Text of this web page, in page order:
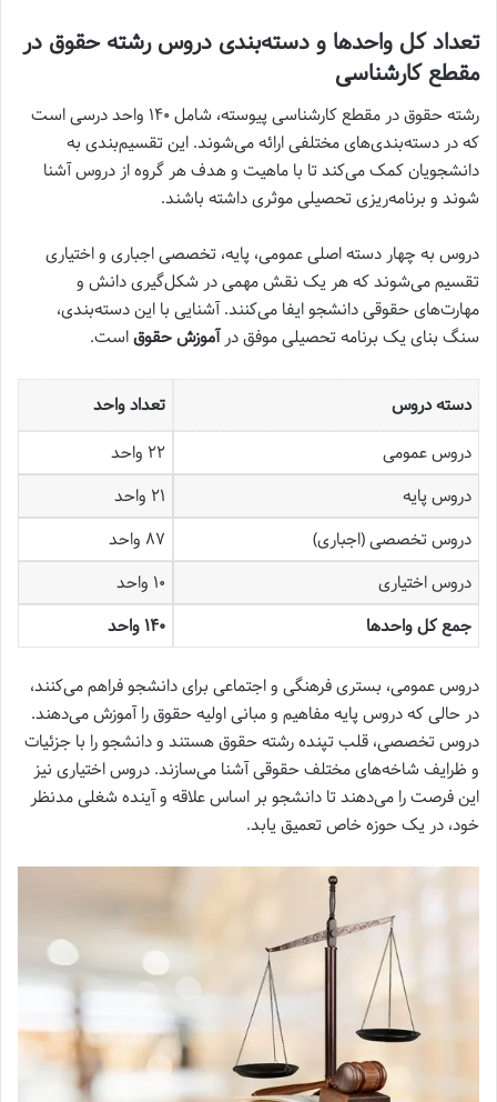
تعداد کل واحدها و دسته‌بندی دروس رشته حقوق در
مقطع کارشناسی
رشته حقوق در مقطع کارشناسی پیوسته، شامل ۱۴۰ واحد درسی است
که در دسته‌بندی‌های مختلفی ارائه می‌شوند. این تقسیم‌بندی به
دانشجویان کمک می‌کند تا با ماهیت و هدف هر گروه از دروس آشنا
شوند و برنامه‌ریزی تحصیلی موثری داشته باشند.
دروس به چهار دسته اصلی عمومی، پایه، تخصصی اجباری و اختیاری
تقسیم می‌شوند که هر یک نقش مهمی در شکل‌گیری دانش و
مهارت‌های حقوقی دانشجو ایفا می‌کنند. آشنایی با این دسته‌بندی،
سنگ بنای یک برنامه تحصیلی موفق در آموزش حقوقاست.
دسته دروس
تعداد واحد
دروس عمومی
۲۲ واحد
دروس پایه
۲۱ واحد
دروس تخصصی (اجباری)
۸۷ واحد
دروس اختیاری
۱۰ واحد
جمع کل واحدها
۱۴۰ واحد
دروس عمومی، بستری فرهنگی و اجتماعی برای دانشجو فراهم می‌کنند،
در حالی که دروس پایه مفاهیم و مبانی اولیه حقوق را آموزش می‌دهند.
دروس تخصصی، قلب تپنده رشته حقوق هستند و دانشجو را با جزئیات
و ظرایف شاخه‌های مختلف حقوقی آشنا می‌سازند. دروس اختیاری نیز
این فرصت را می‌دهند تا دانشجو بر اساس علاقه و آینده شغلی مدنظر
خود، در یک حوزه خاص تعمیق یابد.